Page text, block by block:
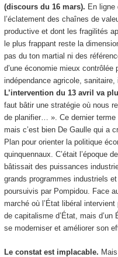
(discours du 16 mars). En ligne
l’éclatement des chaînes de
productive et dont les fragilités
le plus frappant reste la
pas du ton martial ni des
d’une économie mieux contrôlée
indépendance agricole,
L’intervention du 13 avril va
faut bâtir une stratégie où nous
de planifier… ». Ce dernier terme
mais c’est bien De Gaulle qui a
Plan pour orienter la politique
quinquennaux. C’était l’époque
bâtissait des puissances
grands programmes industriels
poursuivis par Pompidou. Face
marché où l’État libéral
de capitalisme d’État, mais
se moderniser et améliorer son
Le constat est implacable.